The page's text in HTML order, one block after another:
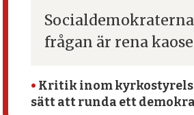
frågan är rena
• Kritik inom
sätt att runda ett